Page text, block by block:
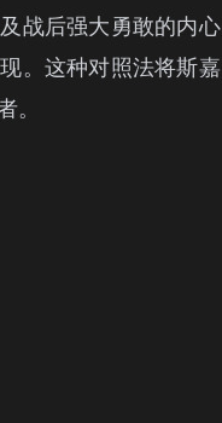
战后强大勇敢的内心
。这种对照法将斯嘉
。